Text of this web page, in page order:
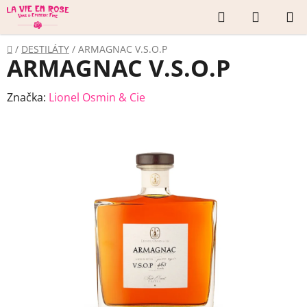
Prejsť
obsah
Hľadať
KOŠÍK
Domov
/ DESTILÁTY / ARMAGNAC V.S.O.P
ARMAGNAC V.S.O.P
Značka: Lionel Osmin & Cie